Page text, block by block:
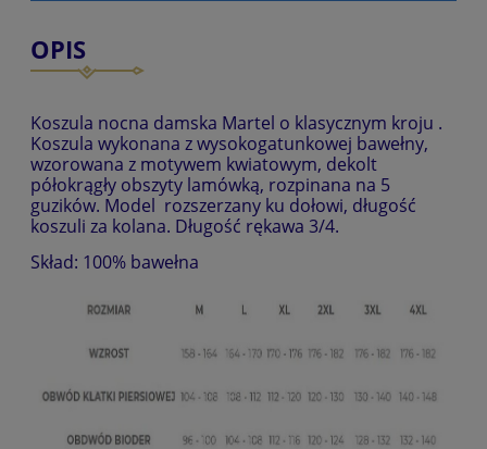
OPIS
Koszula nocna damska Martel o klasycznym kroju .
Koszula wykonana z wysokogatunkowej bawełny,
wzorowana z motywem kwiatowym, dekolt
półokrągły obszyty lamówką, rozpinana na 5
guzików. Model rozszerzany ku dołowi, długość
koszuli za kolana. Długość rękawa 3/4.
Skład: 100% bawełna